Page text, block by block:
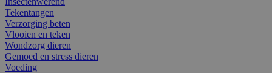
Tekentangen
Verzorging beten
Vlooien en teken
Wondzorg dieren
Gemoed en stress dieren
Voeding